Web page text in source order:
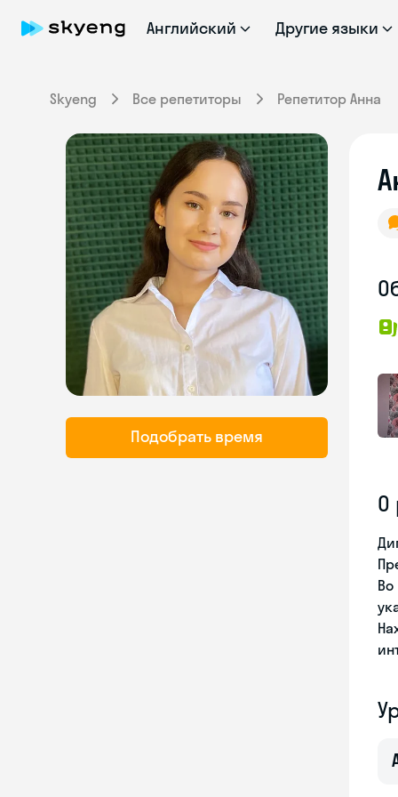
Английский Другие языки
Skyeng Все репетиторы Репетитор Анна
Подобрать время
О